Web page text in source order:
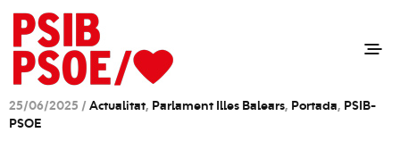
25/06/2025 / Actualitat, Parlament Illes Balears, Portada, PSIB-
PSOE